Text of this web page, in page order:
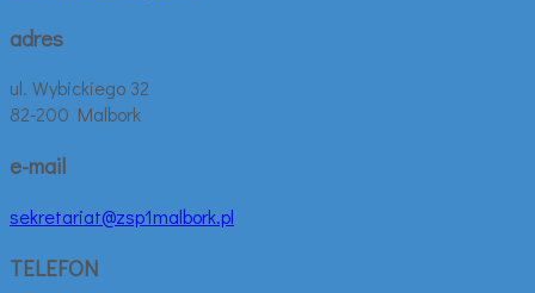
adres
ul. Wybickiego 32
82-200 Malbork
e-mail
sekretariat@zsp1malbork.pl
TELEFON